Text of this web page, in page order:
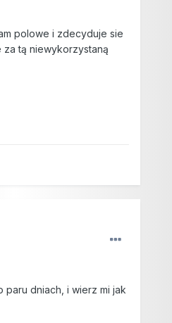
polowe i zdecyduje sie
tą niewykorzystaną
dniach, i wierz mi jak